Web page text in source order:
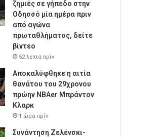
ζημιές σε γήπεδο στην
Οδησσό μία ημέρα πριν
από αγώνα
πρωταθλήματος, δείτε
βίντεο
52 λεπτά πρίν
Αποκαλύφθηκε η αιτία
θανάτου του 29χρονου
πρώην NBAer Μπράντον
Κλαρκ
1 ώρα πρίν
Συνάντηση Ζελένσκι-